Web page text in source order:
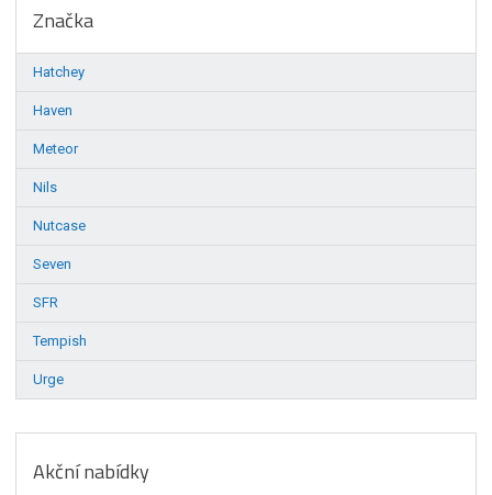
Značka
Hatchey
Haven
Meteor
Nils
Nutcase
Seven
SFR
Tempish
Urge
Akční nabídky